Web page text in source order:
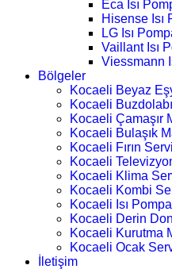
Eca Isı
Hisense Isı
LG Isı
Vaillant Isı
Viessmann
Bölgeler
Kocaeli Beyaz
Kocaeli
Kocaeli Çamaşır
Kocaeli Bulaşık
Kocaeli Fırın
Kocaeli
Kocaeli Klima
Kocaeli Kombi
Kocaeli Isı
Kocaeli Derin
Kocaeli Kurutma
Kocaeli Ocak
İletişim